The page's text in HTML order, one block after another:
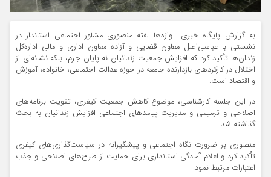
به گزارش پایگاه خبری واژه‌ها لفته منصوری مشاور اجتماعی استاندار در
نشستی با عباسی‌اصل معاون قضایی و آزاده معاون اداری و مالی اداره‌کل
زندان‌ها تأکید کرد که افزایش جمعیت زندانیان نه پایان جرم، بلکه نشانه‌ای از
اختلال در کارکردهای بازدارنده جامعه در حوزه عدالت اجتماعی، خانواده، آموزش
و اقتصاد است.
در این جلسه کارشناسی، موضوع کاهش جمعیت کیفری، تقویت برنامه‌های
اصلاحی و ترمیمی و مدیریت پیامدهای اجتماعی افزایش زندانیان به بحث
گذاشته شد.
منصوری بر ضرورت نگاه اجتماعی و پیشگیرانه در سیاست‌گذاری‌های کیفری
تأکید کرد و اعلام آمادگی استانداری برای حمایت از طرح‌های اصلاحی و جذب
اعتبارات مرتبط نمود.